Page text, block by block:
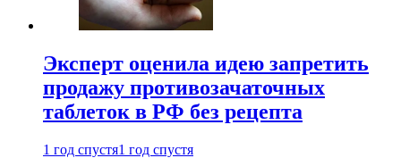
Эксперт оценила идею запретить
продажу противозачаточных
таблеток в РФ без рецепта
1 год спустя1 год спустя